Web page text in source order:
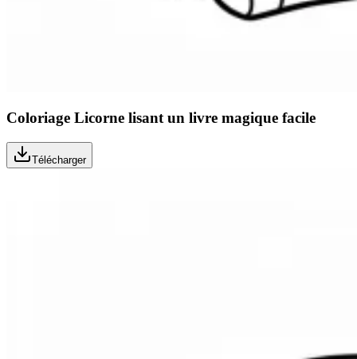
Coloriage Licorne lisant un livre magique facile
Télécharger